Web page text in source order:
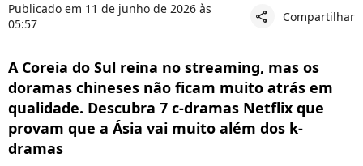
Publicado em 11 de junho de 2026 às
05:57
share Compartilhar
A Coreia do Sul reina no streaming, mas os
doramas chineses não ficam muito atrás em
qualidade. Descubra 7 c-dramas Netflix que
provam que a Ásia vai muito além dos k-
dramas